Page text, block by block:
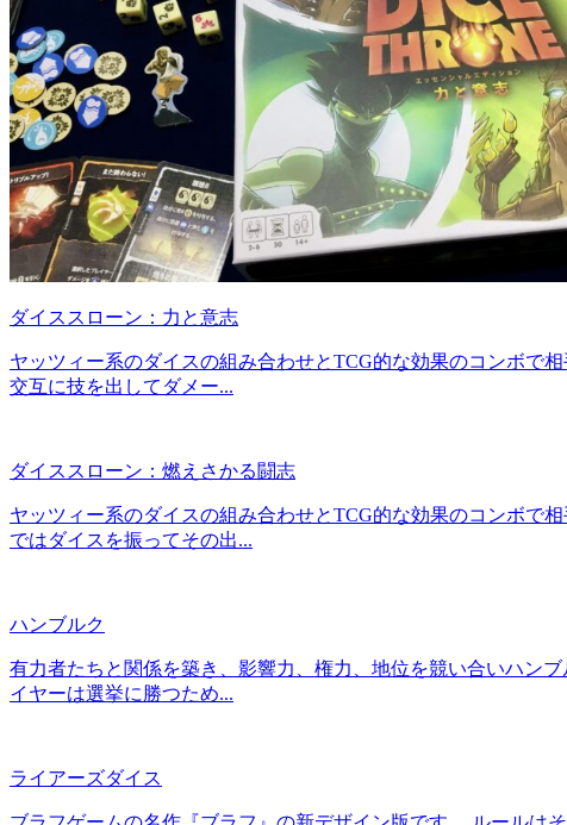
ダイススローン：力と意志
ヤッツィー系のダイスの組み合わせとTCG的な効果のコンボで
交互に技を出してダメー...
ダイススローン：燃えさかる闘志
ヤッツィー系のダイスの組み合わせとTCG的な効果のコンボで
ではダイスを振ってその出...
ハンブルク
有力者たちと関係を築き、影響力、権力、地位を競い合いハン
イヤーは選挙に勝つため...
ライアーズダイス